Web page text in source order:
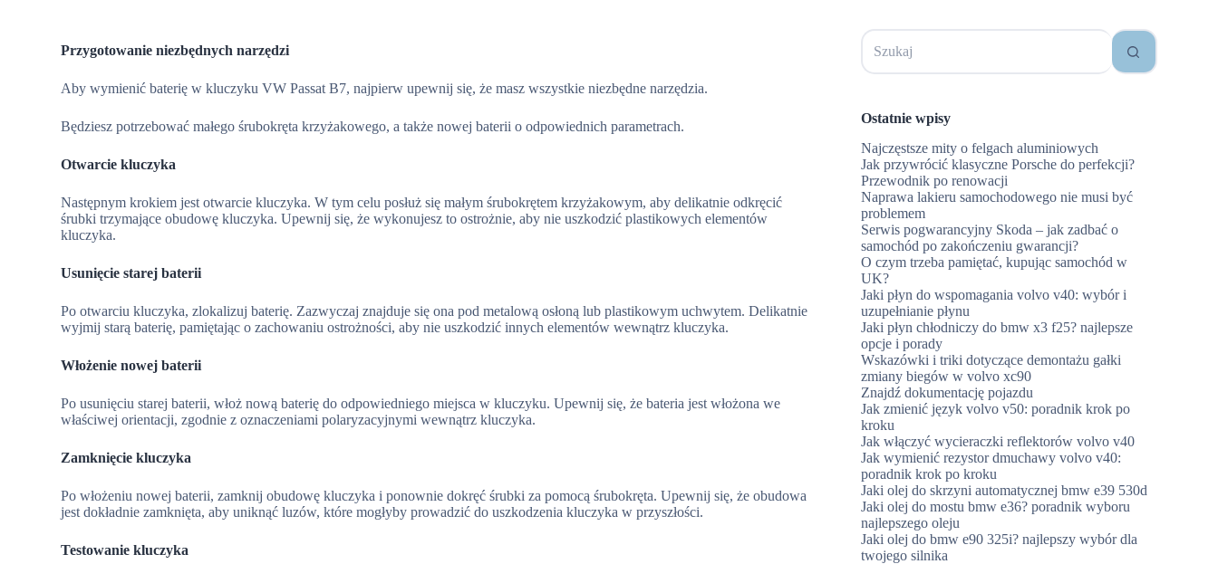
Przygotowanie niezbędnych narzędzi
Aby wymienić baterię w kluczyku VW Passat B7, najpierw upewnij się, że masz wszystkie niezbędne narzędzia.
Będziesz potrzebować małego śrubokręta krzyżakowego, a także nowej baterii o odpowiednich parametrach.
Otwarcie kluczyka
Następnym krokiem jest otwarcie kluczyka. W tym celu posłuż się małym śrubokrętem krzyżakowym, aby delikatnie odkręcić
śrubki trzymające obudowę kluczyka. Upewnij się, że wykonujesz to ostrożnie, aby nie uszkodzić plastikowych elementów
kluczyka.
Usunięcie starej baterii
Po otwarciu kluczyka, zlokalizuj baterię. Zazwyczaj znajduje się ona pod metalową osłoną lub plastikowym uchwytem. Delikatnie
wyjmij starą baterię, pamiętając o zachowaniu ostrożności, aby nie uszkodzić innych elementów wewnątrz kluczyka.
Włożenie nowej baterii
Po usunięciu starej baterii, włoż nową baterię do odpowiedniego miejsca w kluczyku. Upewnij się, że bateria jest włożona we
właściwej orientacji, zgodnie z oznaczeniami polaryzacyjnymi wewnątrz kluczyka.
Zamknięcie kluczyka
Po włożeniu nowej baterii, zamknij obudowę kluczyka i ponownie dokręć śrubki za pomocą śrubokręta. Upewnij się, że obudowa
jest dokładnie zamknięta, aby uniknąć luzów, które mogłyby prowadzić do uszkodzenia kluczyka w przyszłości.
Testowanie kluczyka
Brak
wyników
Ostatnie wpisy
Najczęstsze mity o felgach aluminiowych
Jak przywrócić klasyczne Porsche do perfekcji?
Przewodnik po renowacji
Naprawa lakieru samochodowego nie musi być
problemem
Serwis pogwarancyjny Skoda – jak zadbać o
samochód po zakończeniu gwarancji?
O czym trzeba pamiętać, kupując samochód w
UK?
Jaki płyn do wspomagania volvo v40: wybór i
uzupełnianie płynu
Jaki płyn chłodniczy do bmw x3 f25? najlepsze
opcje i porady
Wskazówki i triki dotyczące demontażu gałki
zmiany biegów w volvo xc90
Znajdź dokumentację pojazdu
Jak zmienić język volvo v50: poradnik krok po
kroku
Jak włączyć wycieraczki reflektorów volvo v40
Jak wymienić rezystor dmuchawy volvo v40:
poradnik krok po kroku
Jaki olej do skrzyni automatycznej bmw e39 530d
Jaki olej do mostu bmw e36? poradnik wyboru
najlepszego oleju
Jaki olej do bmw e90 325i? najlepszy wybór dla
twojego silnika